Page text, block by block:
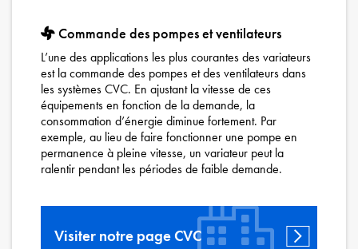
Commande des pompes et ventilateurs
L’une des applications les plus courantes des variateurs
est la commande des pompes et des ventilateurs dans
les systèmes CVC. En ajustant la vitesse de ces
équipements en fonction de la demande, la
consommation d’énergie diminue fortement. Par
exemple, au lieu de faire fonctionner une pompe en
permanence à pleine vitesse, un variateur peut la
ralentir pendant les périodes de faible demande.
Visiter notre page CVC